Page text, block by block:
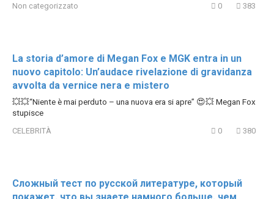
Non categorizzato 0 383
La storia d’amore di Megan Fox e MGK entra in un
nuovo capitolo: Un’audace rivelazione di gravidanza
avvolta da vernice nera e mistero
💥💥“Niente è mai perduto – una nuova era si apre” 😍💥 Megan Fox
stupisce
CELEBRITÀ 0 380
Сложный тест по русской литературе, который